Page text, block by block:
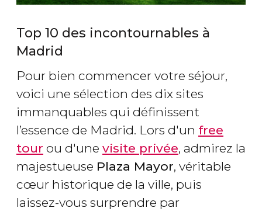
Top 10 des incontournables à
Madrid
Pour bien commencer votre séjour,
voici une sélection des dix sites
immanquables qui définissent
l’essence de Madrid. Lors d'un free
tour ou d'une visite privée, admirez la
majestueuse Plaza Mayor, véritable
cœur historique de la ville, puis
laissez-vous surprendre par